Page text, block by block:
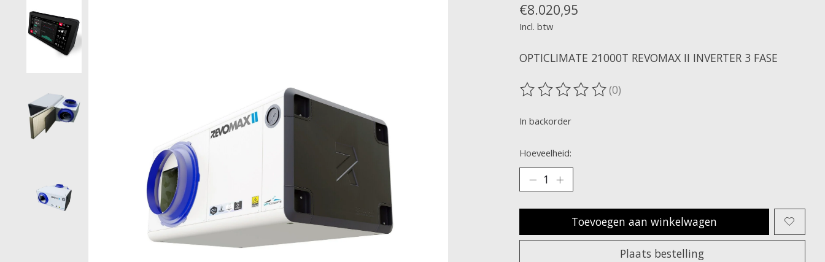
€8.020,95
Incl. btw
OPTICLIMATE 21000T REVOMAX II INVERTER 3 FASE
De beoordeling van dit product is
(0)
In backorder
Hoeveelheid:
Toevoegen aan winkelwagen
Plaats bestelling